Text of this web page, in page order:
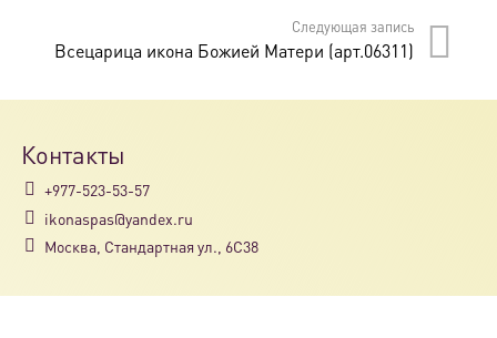
вариаций.
Опции
Следующая запись
Всецарица икона Божией Матери (арт.06311)
Контакты
+977-523-53-57
ikonaspas@yandex.ru
Москва, Стандартная ул., 6С38